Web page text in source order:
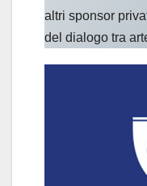
altri sponsor
del dialogo tra